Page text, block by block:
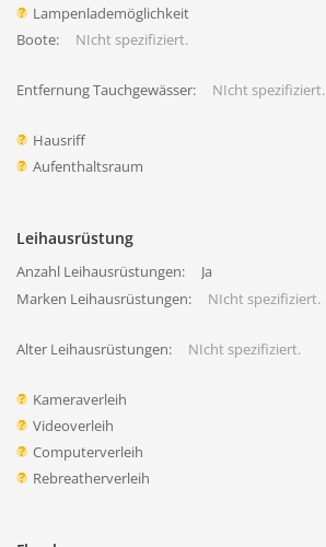
Lampenlademöglichkeit
Boote:
NIcht spezifiziert.
Entfernung Tauchgewässer: NIcht spezifiziert.
Hausriff
Aufenthaltsraum
Leihausrüstung
Anzahl Leihausrüstungen:
Ja
Marken Leihausrüstungen:
NIcht spezifiziert.
Alter Leihausrüstungen: NIcht spezifiziert.
Kameraverleih
Videoverleih
Computerverleih
Rebreatherverleih